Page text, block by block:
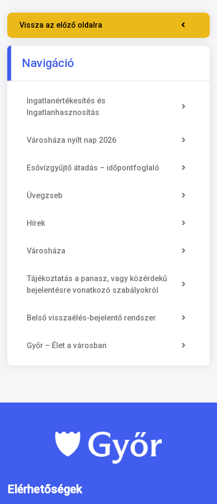
Vissza az előző oldalra
Navigáció
Ingatlanértékesítés és
Ingatlanhasznosítás
Városháza nyílt nap 2026
Esővízgyűjtő átadás – időpontfoglaló
Üvegzseb
Hírek
Városháza
Tájékoztatás a panasz, vagy közérdekű
bejelentésre vonatkozó szabályokról
Belső visszaélés-bejelentő rendszer
Győr – Élet a városban
Elérhetőségek